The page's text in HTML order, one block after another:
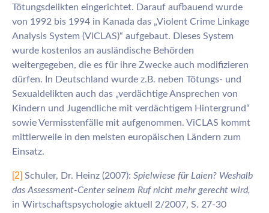
Tötungsdelikten eingerichtet. Darauf aufbauend wurde
von 1992 bis 1994 in Kanada das „Violent Crime Linkage
Analysis System (ViCLAS)“ aufgebaut. Dieses System
wurde kostenlos an ausländische Behörden
weitergegeben, die es für ihre Zwecke auch modifizieren
dürfen. In Deutschland wurde z.B. neben Tötungs- und
Sexualdelikten auch das „verdächtige Ansprechen von
Kindern und Jugendliche mit verdächtigem Hintergrund“
sowie Vermisstenfälle mit aufgenommen. ViCLAS kommt
mittlerweile in den meisten europäischen Ländern zum
Einsatz.
[2] Schuler, Dr. Heinz (2007): Spielwiese für Laien? Weshalb
das Assessment-Center seinem Ruf nicht mehr gerecht wird,
in Wirtschaftspsychologie aktuell 2/2007, S. 27-30